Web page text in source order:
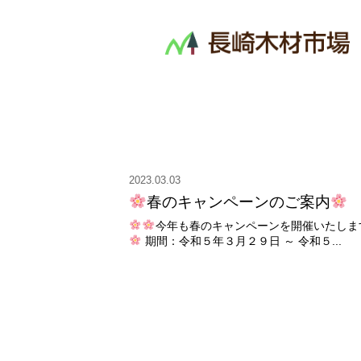
2023.03.03
春のキャンペーンのご案内
今年も春のキャンペーンを開催いたしま
期間：令和５年３月２９日 ～ 令和５...